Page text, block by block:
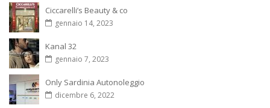
Ciccarelli’s Beauty & co
gennaio 14, 2023
Kanal 32
gennaio 7, 2023
Only Sardinia Autonoleggio
dicembre 6, 2022